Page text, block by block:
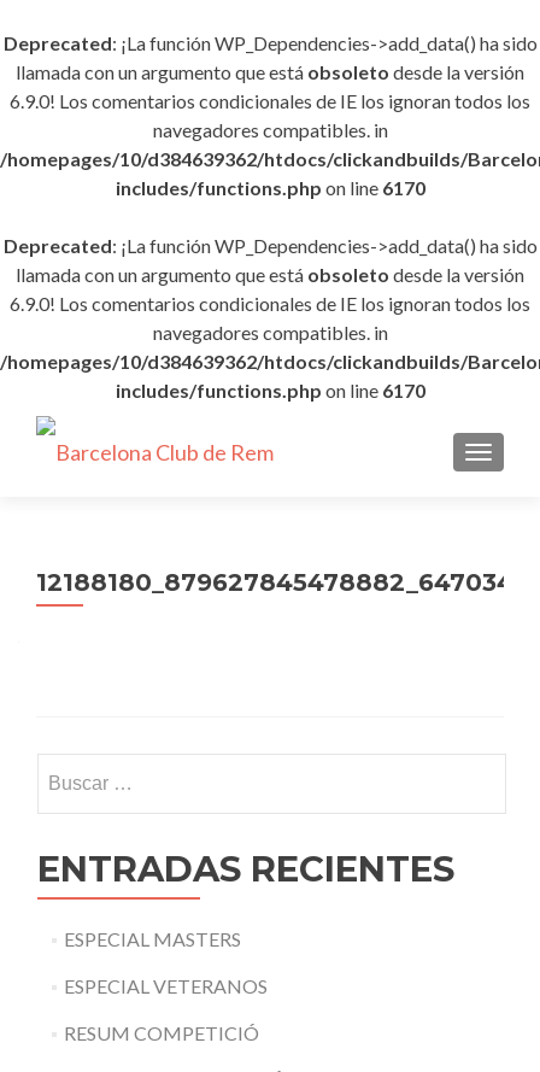
Deprecated: ¡La función WP_Dependencies->add_data() ha sido
llamada con un argumento que está obsoleto desde la versión
6.9.0! Los comentarios condicionales de IE los ignoran todos los
navegadores compatibles. in
/homepages/10/d384639362/htdocs/clickandbuilds/
includes/functions.php on line 6170
Deprecated: ¡La función WP_Dependencies->add_data() ha sido
llamada con un argumento que está obsoleto desde la versión
6.9.0! Los comentarios condicionales de IE los ignoran todos los
navegadores compatibles. in
/homepages/10/d384639362/htdocs/clickandbuilds/
includes/functions.php on line 6170
ENTRADAS RECIENTES
ESPECIAL MASTERS
ESPECIAL VETERANOS
RESUM COMPETICIÓ